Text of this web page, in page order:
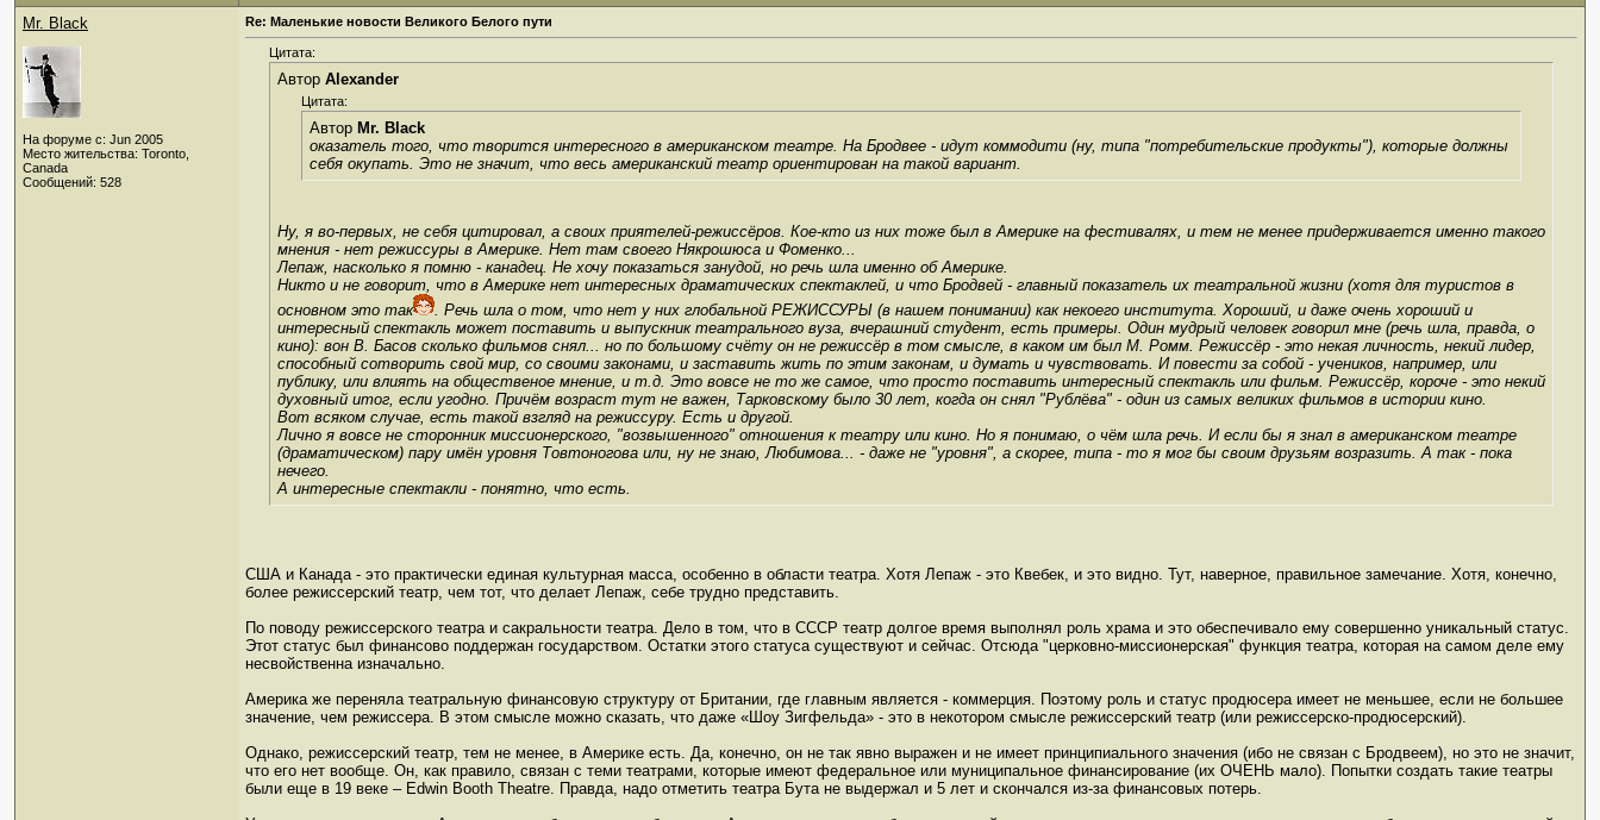
Mr. Black
На форуме с: Jun 2005
Место жительства: Toronto,
Canada
Сообщений: 528
Re: Маленькие новости Великого Белого пути
Цитата:
Автор Alexander
Цитата:
Автор Mr. Black
оказатель того, что творится интересного в американском театре. На Бродвее - идут коммодити (ну, типа "потребительские продукты"), которые должны
себя окупать. Это не значит, что весь американский театр ориентирован на такой вариант.
Ну, я во-первых, не себя цитировал, а своих приятелей-режиссёров. Кое-кто из них тоже был в Америке на фестивалях, и тем не менее придерживается именно такого
мнения - нет режиссуры в Америке. Нет там своего Някрошюса и Фоменко...
Лепаж, насколько я помню - канадец. Не хочу показаться занудой, но речь шла именно об Америке.
Никто и не говорит, что в Америке нет интересных драматических спектаклей, и что Бродвей - главный показатель их театральной жизни (хотя для туристов в
основном это так
. Речь шла о том, что нет у них глобальной РЕЖИССУРЫ (в нашем понимании) как некоего института. Хороший, и даже очень хороший и
интересный спектакль может поставить и выпускник театрального вуза, вчерашний студент, есть примеры. Один мудрый человек говорил мне (речь шла, правда, о
кино): вон В. Басов сколько фильмов снял... но по большому счёту он не режиссёр в том смысле, в каком им был М. Ромм. Режиссёр - это некая личность, некий лидер,
способный сотворить свой мир, со своими законами, и заставить жить по этим законам, и думать и чувствовать. И повести за собой - учеников, например, или
публику, или влиять на общественое мнение, и т.д. Это вовсе не то же самое, что просто поставить интересный спектакль или фильм. Режиссёр, короче - это некий
духовный итог, если угодно. Причём возраст тут не важен, Тарковскому было 30 лет, когда он снял "Рублёва" - один из самых великих фильмов в истории кино.
Вот всяком случае, есть такой взгляд на режиссуру. Есть и другой.
Лично я вовсе не сторонник миссионерского, "возвышенного" отношения к театру или кино. Но я понимаю, о чём шла речь. И если бы я знал в американском театре
(драматическом) пару имён уровня Товтоногова или, ну не знаю, Любимова... - даже не "уровня", а скорее, типа - то я мог бы своим друзьям возразить. А так - пока
нечего.
А интересные спектакли - понятно, что есть.
США и Канада - это практически единая культурная масса, особенно в области театра. Хотя Лепаж - это Квебек, и это видно. Тут, наверное, правильное замечание. Хотя, конечно,
более режиссерский театр, чем тот, что делает Лепаж, себе трудно представить.
По поводу режиссерского театра и сакральности театра. Дело в том, что в СССР театр долгое время выполнял роль храма и это обеспечивало ему совершенно уникальный статус.
Этот статус был финансово поддержан государством. Остатки этого статуса существуют и сейчас. Отсюда "церковно-миссионерская" функция театра, которая на самом деле ему
несвойственна изначально.
Америка же переняла театральную финансовую структуру от Британии, где главным является - коммерция. Поэтому роль и статус продюсера имеет не меньшее, если не большее
значение, чем режиссера. В этом смысле можно сказать, что даже «Шоу Зигфельда» - это в некотором смысле режиссерский театр (или режиссерско-продюсерский).
Однако, режиссерский театр, тем не менее, в Америке есть. Да, конечно, он не так явно выражен и не имеет принципиального значения (ибо не связан с Бродвеем), но это не значит,
что его нет вообще. Он, как правило, связан с теми театрами, которые имеют федеральное или муниципальное финансирование (их ОЧЕНЬ мало). Попытки создать такие театры
были еще в 19 веке – Edwin Booth Theatre. Правда, надо отметить театра Бута не выдержал и 5 лет и скончался из-за финансовых потерь.